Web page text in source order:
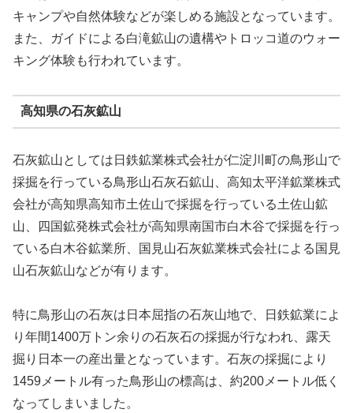
キャンプや自然体験などが楽しめる施設となっています。
また、ガイドによる白滝鉱山の遺構やトロッコ道のウォー
キング体験も行われています。
高知県の石灰鉱山
石灰鉱山としては日鉄鉱業株式会社が仁淀川町の鳥形山で
採掘を行っている鳥形山石灰石鉱山、高知太平洋鉱業株式
会社が高知県高知市土佐山で採掘を行っている土佐山鉱
山、四国鉱発株式会社が高知県南国市白木谷で採掘を行っ
ている白木谷鉱業所、国見山石灰鉱業株式会社による国見
山石灰鉱山などが有ります。
特に鳥形山の石灰は日本屈指の石灰山地で、日鉄鉱業によ
り年間1400万トン余りの石灰石の採掘が行なわれ、露天
掘り日本一の産出量となっています。石灰の採掘により
1459メートル有った鳥形山の標高は、約200メートル低く
なってしまいました。